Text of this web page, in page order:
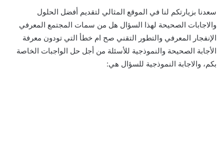
سعدنا بزيارتكم لنا في الموقع المثالي لتقديم أفضل الحلول
والاجابات الصحيحة لهذا السؤال هل من سمات المجتمع المعرفي
الإنفجار المعرفي والتطور التقني صح ام خطأ التي تودون معرفة
الأجابة الصحيحة والنموذجية للأسئلة من أجل حل الواجبات الخاصة
بكم، والاجابة النموذجية للسؤال هي: